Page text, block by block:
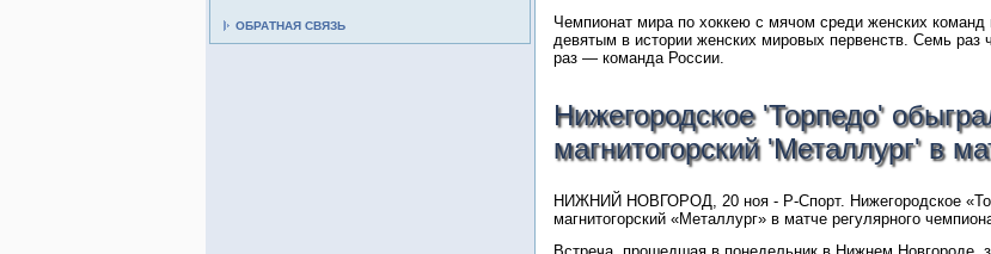
ОБРАТНАЯ СВЯЗЬ
Чемпионат мира по хоккею с мячом среди женских команд
девятым в истории женских мировых первенств. Семь
раз — команда России.
Нижегородское 'Торпедо'
магнитогорский 'Металлург' в
НИЖНИЙ НОВГОРОД, 20 ноя - Р-Спорт. Нижегородское
магнитогорский «Металлург» в матче регулярного